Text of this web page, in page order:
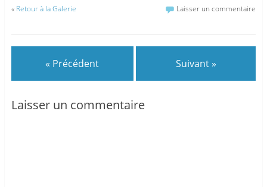
« Retour à la Galerie Laisser un commentaire
« Précédent Suivant »
Laisser un commentaire